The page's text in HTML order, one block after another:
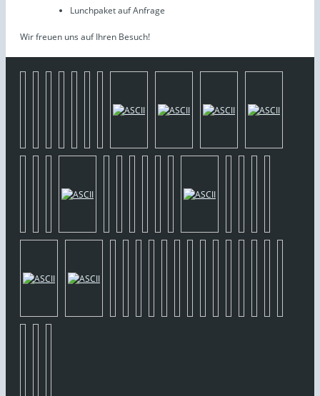
Lunchpaket auf Anfrage
Wir freuen uns auf Ihren Besuch!